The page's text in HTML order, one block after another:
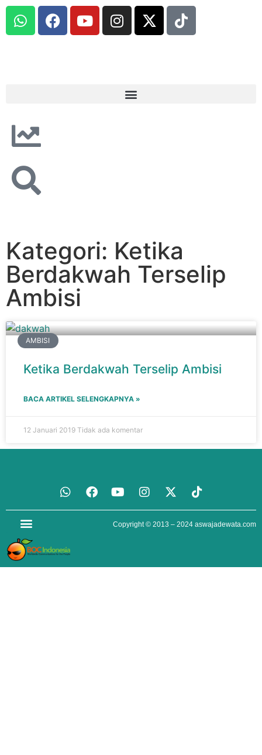
Kategori: Ketika
Berdakwah Terselip
Ambisi
AMBISI
Ketika Berdakwah Terselip Ambisi
BACA ARTIKEL SELENGKAPNYA »
12 Januari 2019 Tidak ada komentar
Copyright © 2013 – 2024 aswajadewata.com